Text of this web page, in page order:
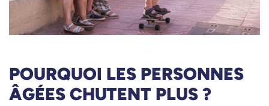
POURQUOI LES PERSONNES
ÂGÉES CHUTENT PLUS ?